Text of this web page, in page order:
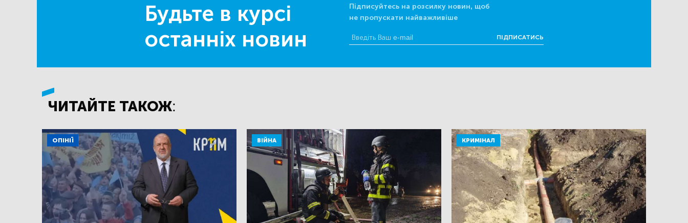
Будьте в курсі
останніх новин
Підписуйтесь на розсилку новин, щоб
не пропускати найважливіше
ПІДПИСАТИСЬ
ЧИТАЙТЕ ТАКОЖ:
ОПІНІЇ ВІЙНА КРИМІНАЛ